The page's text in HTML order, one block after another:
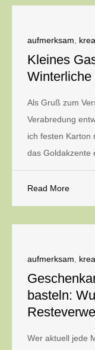
aufmerksam
Kleines
Winterliche
Als Gruß zum
Verabredung
ich festen Karton
das
Read More
aufmerksam
basteln:
Wer aktuell jede